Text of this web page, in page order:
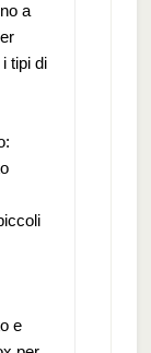
a
tipi di
e